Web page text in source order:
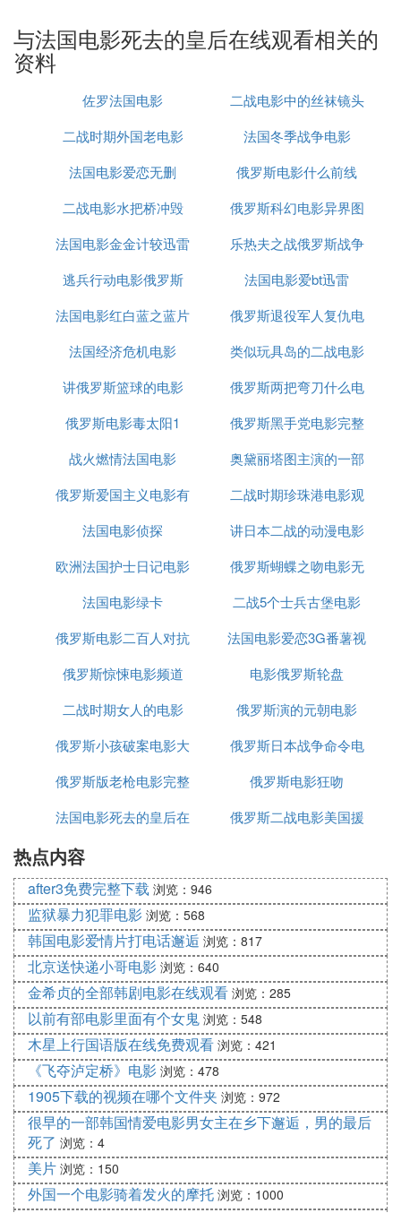
过很多很多很多遍，非常的棒！！！！是说一个中年
杀手和一个十二岁小女孩之间的爱情故事，非常朦胧
感人的爱，一点都不变态，你会被感动的！由娜塔莉
波特曼、加里奥德曼、让雷诺演。我第一眼看这部片
有一点情爱镜头，甚至男女主角连亲吻都没有过。女
主角对男主角说我爱你的时候，那是来自心里的感动
2.还有一部就是<Helen of troy>(不是Troy),它比布拉
德彼特的特洛伊好看很多，但在国内没有名气，但是
非常非常地好看，什么叫史诗片，就是它这种，画质
很美的爱琴海，非常棒的片子
名，整部电影是到最后一句话被打动的
有不一样的情调，在威尼斯电影节大放异彩，断臂山
今年也是在威尼斯出尽风头，非常浪漫的片子
5.肖申克的救赎
6,今天刚看了一部《21克》觉得很不错，据说一个人
的重量，剧中的三个主角却因为这21克承受了多大的
压力！
年轻人的关系对毒品性等看法，很有哲理又不失趣味
另外罗伯特德尼罗和阿尔帕西诺片子千万不能错过，
盗火线、女人香、出租车司机、美国往事都是影史经
典，都是在探讨人性！！还有猎鹿人和好家伙，有探
是你可以真正用心去感悟电影的精髓，感悟战争的痛
苦，猎鹿人，千万不要错过！！！
㈢ 求剧情精彩的欧洲宫廷电影……
《女王》
《绝代艳后》
根据安东尼娅·弗雷泽的书作改编，讲述了一位风华
绝代的女性——法国王后玛丽·安托瓦内特的传奇一
生。虽然出生于奥地利皇室，贵为法国王后，锦衣玉
食，但她却是历史上受非议、误解和谩骂最多的女性
之一。
观看地址 http://www.online-movie-theater.com/movi
eplay/1766.html
《巴黎春梦》，一部讲述路易十四时期的法国宫廷电
影，经典的爱情故事。
《王者之舞》，著名导演海纳尔·娆埃贝尔的一部得
与法国电影死去的皇后在线观看相关的
资料
佐罗法国电影
二战电影中的丝袜镜头
二战时期外国老电影
法国冬季战争电影
法国电影爱恋无删
俄罗斯电影什么前线
二战电影水把桥冲毁
俄罗斯科幻电影异界图
片
法国电影金金计较迅雷
乐热夫之战俄罗斯战争
电影
逃兵行动电影俄罗斯
法国电影爱bt迅雷
法国电影红白蓝之蓝片
尾歌曲
俄罗斯退役军人复仇电
影
法国经济危机电影
类似玩具岛的二战电影
讲俄罗斯篮球的电影
俄罗斯两把弯刀什么电
影
俄罗斯电影毒太阳1
俄罗斯黑手党电影完整
版
战火燃情法国电影
奥黛丽塔图主演的一部
法国浪漫爱情电影
俄罗斯爱国主义电影有
哪些
二战时期珍珠港电影观
后感
法国电影侦探
讲日本二战的动漫电影
欧洲法国护士日记电影
俄罗斯蝴蝶之吻电影无
删减版
法国电影绿卡
二战5个士兵古堡电影
俄罗斯电影二百人对抗
二千人
法国电影爱恋3G番薯视
频
俄罗斯惊悚电影频道
电影俄罗斯轮盘
二战时期女人的电影
俄罗斯演的元朝电影
俄罗斯小孩破案电影大
全
俄罗斯日本战争命令电
影下载
俄罗斯版老枪电影完整
版
俄罗斯电影狂吻
法国电影死去的皇后在
俄罗斯二战电影美国援
热点内容
after3免费完整下载 浏览：946
监狱暴力犯罪电影 浏览：568
韩国电影爱情片打电话邂逅 浏览：817
北京送快递小哥电影 浏览：640
金希贞的全部韩剧电影在线观看 浏览：285
以前有部电影里面有个女鬼 浏览：548
木星上行国语版在线免费观看 浏览：421
《飞夺泸定桥》电影 浏览：478
1905下载的视频在哪个文件夹 浏览：972
很早的一部韩国情爱电影男女主在乡下邂逅，男的最后
死了 浏览：4
美片 浏览：150
外国一个电影骑着发火的摩托 浏览：1000